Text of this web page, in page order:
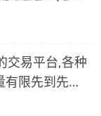
交易平台,各种
有限先到先